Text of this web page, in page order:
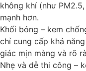
không khí (như
mạnh hơn.
Khối bóng – kem
chỉ cung cấp khả
giác mịn màng và rõ
Nhẹ và dễ thi công –